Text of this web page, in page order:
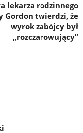
lekarza rodzinnego
Gordon twierdzi, że
wyrok zabójcy był
„rozczarowujący”